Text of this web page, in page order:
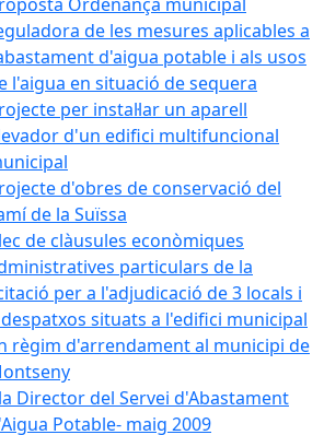
de les mesures aplicables a
d'aigua potable i als usos
l'aigua en situació de sequera
per instal·lar un aparell
d'un edifici multifuncional
d'obres de conservació del
de la Suïssa
de clàusules econòmiques
particulars de la
per a l'adjudicació de 3 locals i
situats a l'edifici municipal
règim d'arrendament al municipi de
Director del Servei d'Abastament
Potable- maig 2009